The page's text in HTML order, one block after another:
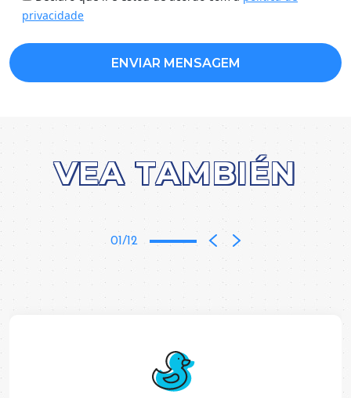
privacidade
VEA TAMBIÉN
01/12